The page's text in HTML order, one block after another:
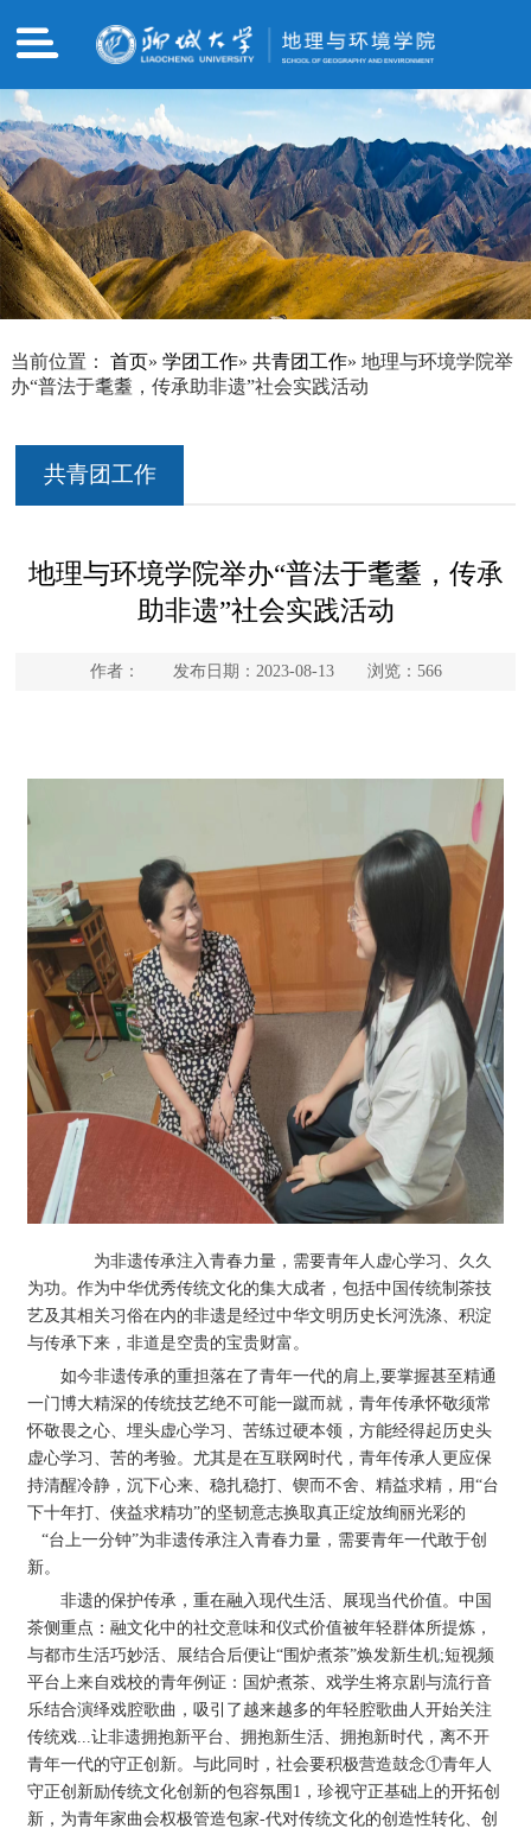
当前位置： 首页» 学团工作» 共青团工作» 地理与环境学院举
办“普法于耄耋，传承助非遗”社会实践活动
共青团工作
地理与环境学院举办“普法于耄耋，传承
助非遗”社会实践活动
作者： 发布日期：2023-08-13 浏览： 566
为非遗传承注入青春力量，需要青年人虚心学习、久久
为功。作为中华优秀传统文化的集大成者，包括中国传统制茶技
艺及其相关习俗在内的非遗是经过中华文明历史长河洗涤、积淀
与传承下来，非道是空贵的宝贵财富。
如今非遗传承的重担落在了青年一代的肩上,要掌握甚至精通
一门博大精深的传统技艺绝不可能一蹴而就，青年传承怀敬须常
怀敬畏之心、埋头虚心学习、苦练过硬本领，方能经得起历史头
虚心学习、苦的考验。尤其是在互联网时代，青年传承人更应保
持清醒冷静，沉下心来、稳扎稳打、锲而不舍、精益求精，用“台
下十年打、侠益求精功”的坚韧意志换取真正绽放绚丽光彩的
“台上一分钟”为非遗传承注入青春力量，需要青年一代敢于创
新。
非遗的保护传承，重在融入现代生活、展现当代价值。中国
茶侧重点：融文化中的社交意味和仪式价值被年轻群体所提炼，
与都市生活巧妙活、展结合后便让“围炉煮茶”焕发新生机;短视频
平台上来自戏校的青年例证：国炉煮茶、戏学生将京剧与流行音
乐结合演绎戏腔歌曲，吸引了越来越多的年轻腔歌曲人开始关注
传统戏...让非遗拥抱新平台、拥抱新生活、拥抱新时代，离不开
青年一代的守正创新。与此同时，社会要积极营造鼓念①青年人
守正创新励传统文化创新的包容氛围1，珍视守正基础上的开拓创
新，为青年家曲会权极管造包家-代对传统文化的创造性转化、创